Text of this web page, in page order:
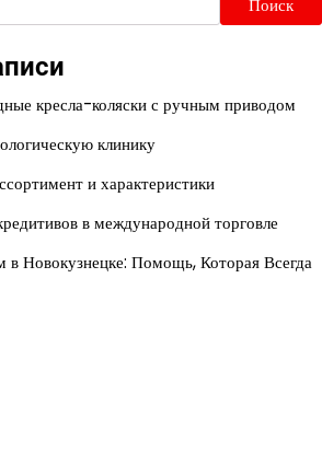
кресла-коляски с ручным приводом
клинику
и характеристики
в международной торговле
в Новокузнецке: Помощь, Которая Всегда